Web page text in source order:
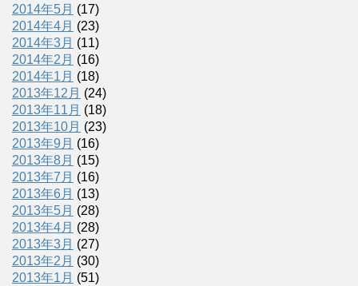
2014年5月 (17)
2014年4月 (23)
2014年3月 (11)
2014年2月 (16)
2014年1月 (18)
2013年12月 (24)
2013年11月 (18)
2013年10月 (23)
2013年9月 (16)
2013年8月 (15)
2013年7月 (16)
2013年6月 (13)
2013年5月 (28)
2013年4月 (28)
2013年3月 (27)
2013年2月 (30)
2013年1月 (51)